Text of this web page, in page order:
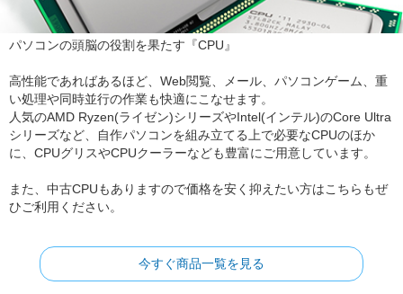
パソコンの頭脳の役割を果たす『CPU』
高性能であればあるほど、Web閲覧、メール、パソコンゲーム、重
い処理や同時並行の作業も快適にこなせます。
人気のAMD Ryzen(ライゼン)シリーズやIntel(インテル)のCore Ultra
シリーズなど、自作パソコンを組み立てる上で必要なCPUのほか
に、CPUグリスやCPUクーラーなども豊富にご用意しています。
また、中古CPUもありますので価格を安く抑えたい方はこちらもぜ
ひご利用ください。
今すぐ商品一覧を見る